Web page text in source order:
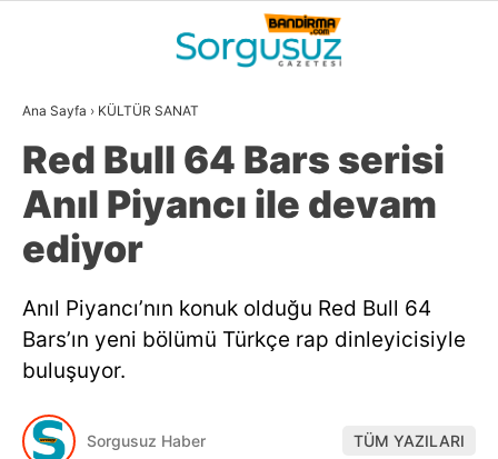
30.1
BALIKESIR
GALERİ VİDEO
SİYASET
EKONOMİ
SPOR
EĞİTİM
Ana Sayfa › KÜLTÜR SANAT
Red Bull 64 Bars serisi
Anıl Piyancı ile devam
ediyor
Anıl Piyancı’nın konuk olduğu Red Bull 64
Bars’ın yeni bölümü Türkçe rap dinleyicisiyle
buluşuyor.
Sorgusuz Haber TÜM YAZILARI